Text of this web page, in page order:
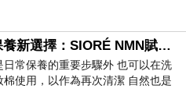
由域動行銷主辦，
，共同探討大數據下的五螢♡♡韓國保養新選擇：SIORÉ NMN賦活泡泡化妝水♡♡
日常保養的重要步驟外 也可以在洗
棉使用，以作為再次清潔 自然也是
項 不過，我對於化妝